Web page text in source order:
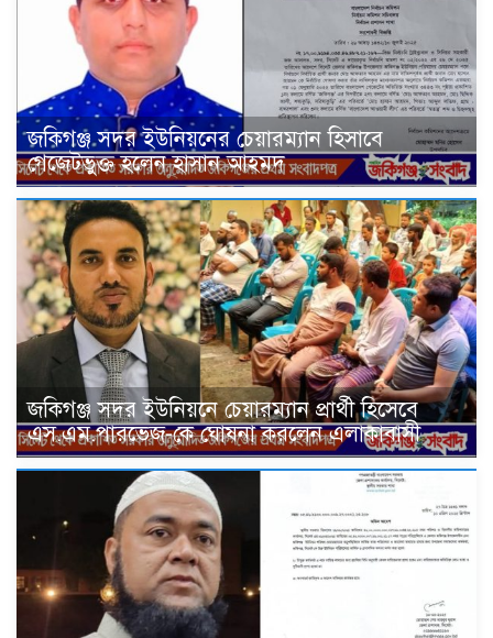
জকিগঞ্জ সদর ইউনিয়নের চেয়ারম্যান হিসাবে
গেজেটভুক্ত হলেন হাসান আহমদ
জকিগঞ্জ সদর ইউনিয়নে চেয়ারম্যান প্রার্থী হিসেবে
এস.এম.পারভেজ-কে ঘোষনা করলেন এলাকাবাসী